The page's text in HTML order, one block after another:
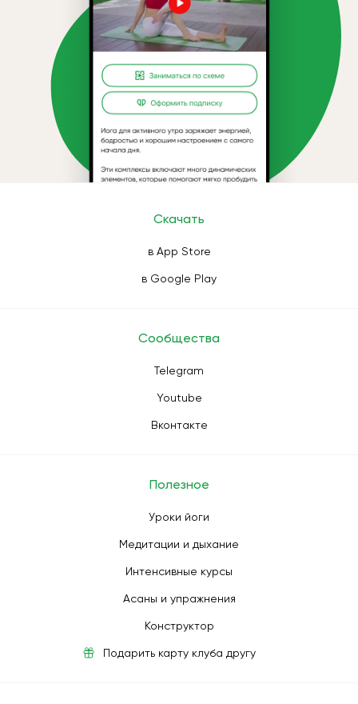
Скачать
в App Store
в Google Play
Сообщества
Telegram
Youtube
Вконтакте
Полезное
Уроки йоги
Медитации и дыхание
Интенсивные курсы
Асаны и упражнения
Конструктор
Подарить карту клуба другу